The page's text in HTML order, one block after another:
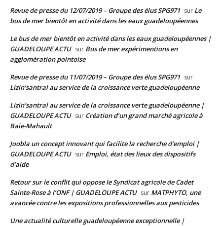
Revue de presse du 12/07/2019 – Groupe des élus SPG971 sur Le
bus de mer bientôt en activité dans les eaux guadeloupéennes
Le bus de mer bientôt en activité dans les eaux guadeloupéennes |
GUADELOUPE ACTU sur Bus de mer expérimentions en
agglomération pointoise
Revue de presse du 11/07/2019 – Groupe des élus SPG971 sur
Lizin’santral au service de la croissance verte guadeloupéenne
Lizin’santral au service de la croissance verte guadeloupéenne |
GUADELOUPE ACTU sur Création d’un grand marché agricole à
Baie-Mahault
Joobla un concept innovant qui facilite la recherche d’emploi |
GUADELOUPE ACTU sur Emploi, état des lieux des dispositifs
d’aide
Retour sur le conflit qui oppose le Syndicat agricole de Cadet
Sainte-Rose à l’ONF | GUADELOUPE ACTU sur MATPHYTO, une
avancée contre les expositions professionnelles aux pesticides
Une actualité culturelle guadeloupéenne exceptionnelle |